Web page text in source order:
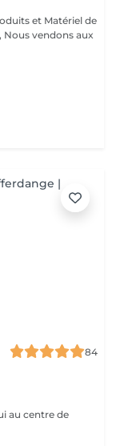
et Matériel de
84
au centre de